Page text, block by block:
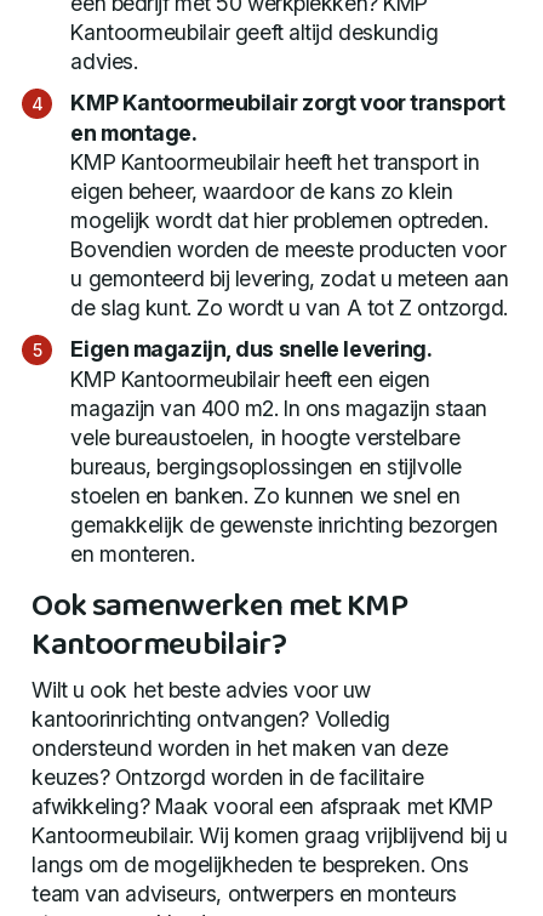
Kantoormeubilair geeft altijd deskundig
advies.
KMP Kantoormeubilair zorgt voor transport
en montage.
KMP Kantoormeubilair heeft het transport in
eigen beheer, waardoor de kans zo klein
mogelijk wordt dat hier problemen optreden.
Bovendien worden de meeste producten voor
u gemonteerd bij levering, zodat u meteen aan
de slag kunt. Zo wordt u van A tot Z ontzorgd.
Eigen magazijn, dus snelle levering.
KMP Kantoormeubilair heeft een eigen
magazijn van 400 m2. In ons magazijn staan
vele bureaustoelen, in hoogte verstelbare
bureaus, bergingsoplossingen en stijlvolle
stoelen en banken. Zo kunnen we snel en
gemakkelijk de gewenste inrichting bezorgen
en monteren.
Ook samenwerken met KMP
Kantoormeubilair?
Wilt u ook het beste advies voor uw
kantoorinrichting ontvangen? Volledig
ondersteund worden in het maken van deze
keuzes? Ontzorgd worden in de facilitaire
afwikkeling? Maak vooral een afspraak met KMP
Kantoormeubilair. Wij komen graag vrijblijvend bij u
langs om de mogelijkheden te bespreken. Ons
team van adviseurs, ontwerpers en monteurs